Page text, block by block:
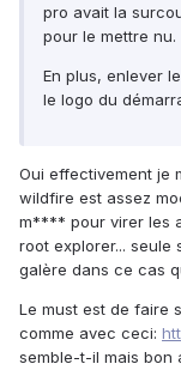
pro avait la
pour le mettre nu.
En plus, enlever
le logo du
Oui effectivement je
wildfire est assez
m**** pour virer les
root explorer... seule
galère dans ce cas
Le must est de faire
comme avec ceci:
semble-t-il mais bon